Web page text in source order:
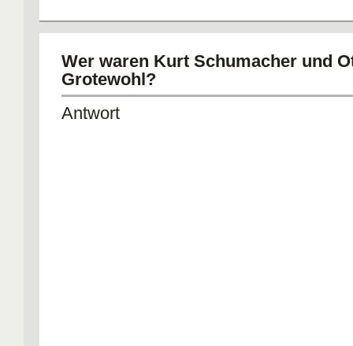
Wer waren Kurt Schumacher und
Grotewohl?
Antwort